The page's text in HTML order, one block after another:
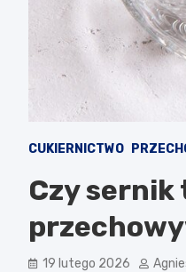
CUKIERNICTWO
Czy sernik
19 lutego 2026